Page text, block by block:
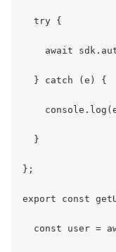
  try {
await
  } catch (e) {
  }
};
export const
const user =